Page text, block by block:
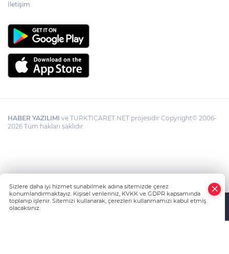
İletişim
HABER YAZILIMI ve TURKTICARET.NET projesidir Copyright© 2006-
2026 Tüm hakları saklıdır.
Sizlere daha iyi hizmet sunabilmek adına sitemizde çerez
konumlandırmaktayız. Kişisel verileriniz, KVKK ve GDPR kapsamında
toplanıp işlenir. Sitemizi kullanarak, çerezleri kullanmamızı kabul etmiş
olacaksınız.